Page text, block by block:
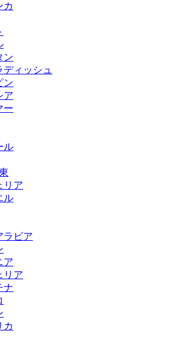
カ
ン
ィッシュ
ン
ア
ー
ル
リア
ル
ラビア
ア
リア
ナ
カ